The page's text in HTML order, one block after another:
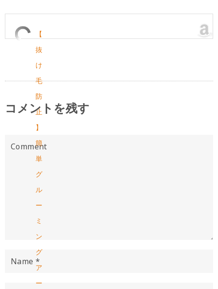
【
抜
け
毛
防
止
】
簡
単
グ
ル
ー
ミ
ン
グ
ア
ー
コメントを残す